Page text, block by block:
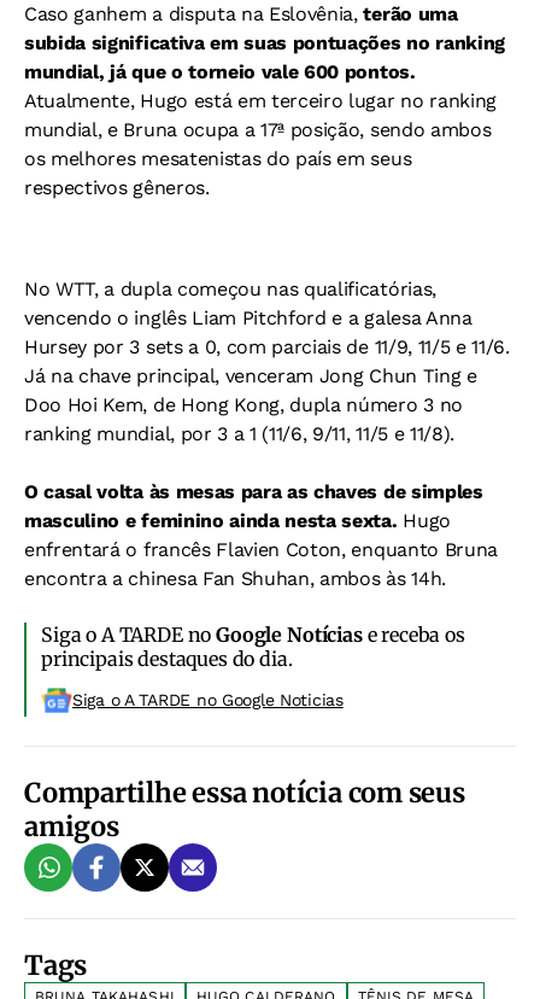
Caso ganhem a disputa na Eslovênia,terão uma
subida significativa em suas pontuações no ranking
mundial, já que o torneio vale 600 pontos.
Atualmente, Hugo está em terceiro lugar no ranking
mundial, e Bruna ocupa a 17ª posição, sendo ambos
os melhores mesatenistas do país em seus
respectivos gêneros.
No WTT, a dupla começou nas qualificatórias,
vencendo o inglês Liam Pitchford e a galesa Anna
Hursey por 3 sets a 0, com parciais de 11/9, 11/5 e 11/6.
Já na chave principal, venceram Jong Chun Ting e
Doo Hoi Kem, de Hong Kong, dupla número 3 no
ranking mundial,por 3 a 1 (11/6, 9/11, 11/5 e 11/8).
O casal volta às mesas para as chaves de simples
masculino e feminino ainda nesta sexta. Hugo
enfrentará o francês Flavien Coton, enquanto Bruna
encontra a chinesa Fan Shuhan, ambos às 14h.
Siga o A TARDE noGoogle Notíciase receba os
principais destaques do dia.
Siga o A TARDE no Google Noticias
Compartilhe essa notícia com seus
amigos
Tags